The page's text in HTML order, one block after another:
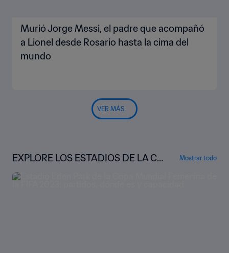
Murió Jorge Messi, el padre que acompañó
a Lionel desde Rosario hasta la cima del
mundo
VER MÁS
EXPLORE LOS ESTADIOS DE LA C
OPA MUNDIAL FEMENINA DE LA FI
FA 2023
Mostrar todo